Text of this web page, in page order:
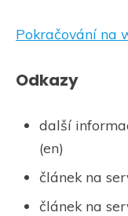
Pokračování na
Odkazy
další
(en)
článek na
článek na